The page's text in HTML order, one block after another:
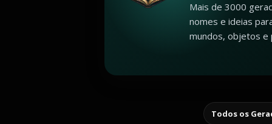
Mais de 3000
nomes e ideias
mundos, objetos
Todos os